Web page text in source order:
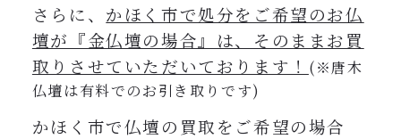
さらに、 かほく市で処分をご希望のお仏
壇が『金仏壇の場合』は、そのままお買
取りさせていただいております！ (※唐木
仏壇は有料でのお引き取りです)
かほく市で仏壇の買取をご希望の場合